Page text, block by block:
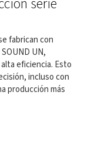
fabrican con
UN,
eficiencia. Esto
incluso con
producción más